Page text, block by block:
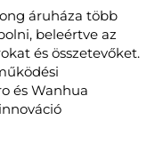
áruháza több
beleértve az
és összetevőket.
és Wanhua